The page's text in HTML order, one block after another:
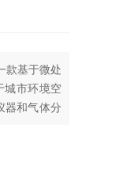
款基于微处
城市环境空
器和气体分